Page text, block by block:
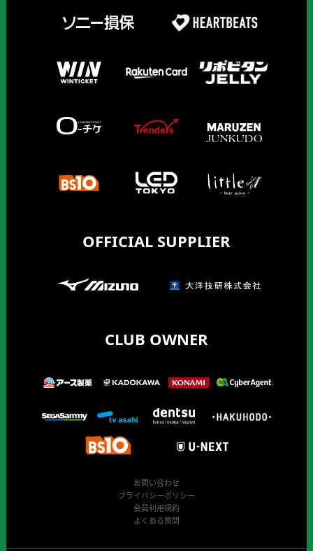
OFFICIAL SUPPLIER
CLUB OWNER
お問い合わせ
プライバシーポリシー
会員利用規約
よくある質問